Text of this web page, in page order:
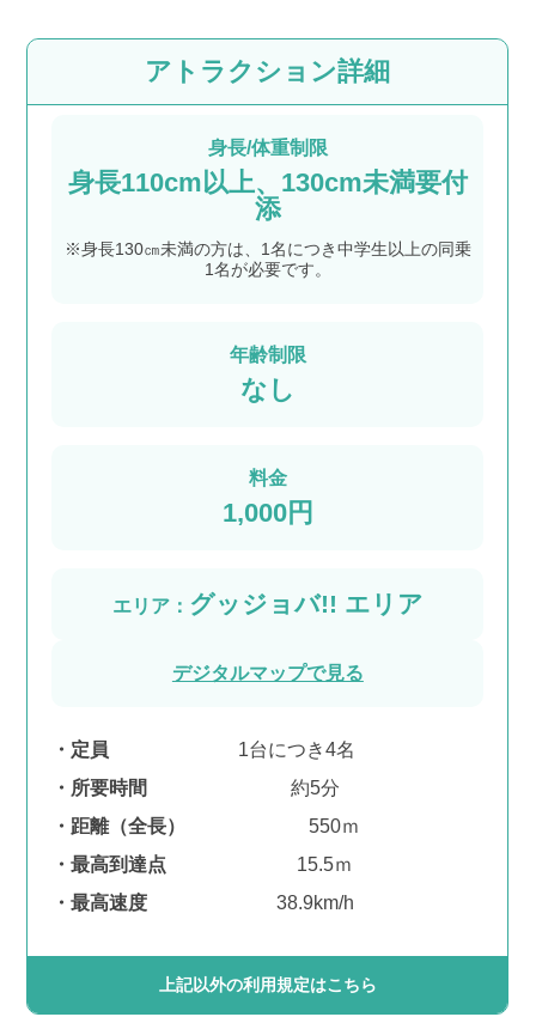
アトラクション詳細
身長/体重制限
身長110cm以上、130cm未満要付
添
※身長130㎝未満の方は、1名につき中学生以上の同乗
1名が必要です。
年齢制限
なし
料金
1,000円
エリア： グッジョバ!! エリア
デジタルマップで見る
定員
1台につき4名
所要時間
約5分
距離（全長）
550ｍ
最高到達点
15.5ｍ
最高速度
38.9km/h
上記以外の利用規定はこちら